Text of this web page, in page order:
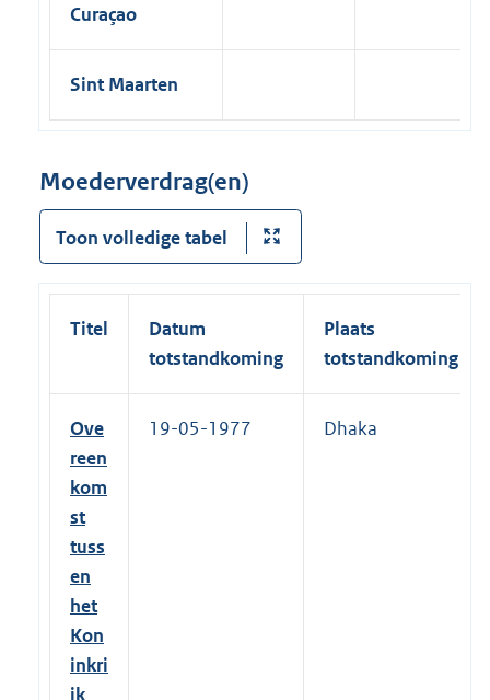
Curaçao
Sint Maarten
Moederverdrag(en)
Toon volledige tabel
Titel
Datum
totstandkoming
Plaats
totstandkoming
Ove
reen
kom
st
tuss
en
het
Kon
inkri
jk
19-05-1977 Dhaka